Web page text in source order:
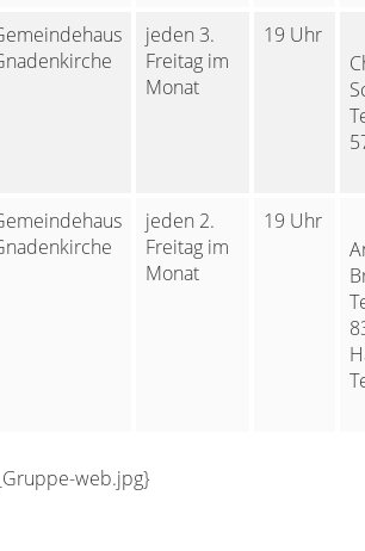
jeden 3.
Freitag im
Monat
19 Uhr
jeden 2.
Freitag im
Monat
19 Uhr
web.jpg}